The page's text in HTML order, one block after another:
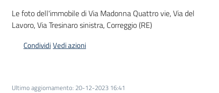
Bandi
Le foto dell'immobile di Via Madonna Quattro vie, Via del
Lavoro, Via Tresinaro sinistra, Correggio (RE)
CondividiVedi azioni
Ultimo aggiornamento: 20-12-2023 16:41